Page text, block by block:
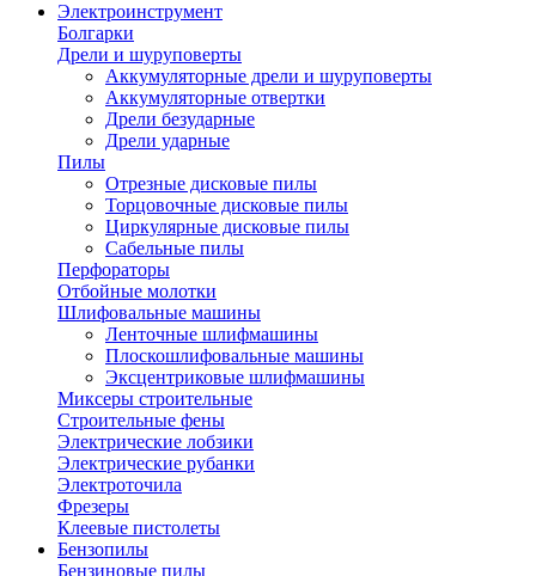
Электроинструмент
Болгарки
Дрели и шуруповерты
Аккумуляторные дрели и шуруповерты
Аккумуляторные отвертки
Дрели безударные
Дрели ударные
Пилы
Отрезные дисковые пилы
Торцовочные дисковые пилы
Циркулярные дисковые пилы
Сабельные пилы
Перфораторы
Отбойные молотки
Шлифовальные машины
Ленточные шлифмашины
Плоскошлифовальные машины
Эксцентриковые шлифмашины
Миксеры строительные
Строительные фены
Электрические лобзики
Электрические рубанки
Электроточила
Фрезеры
Клеевые пистолеты
Бензопилы
Бензиновые пилы